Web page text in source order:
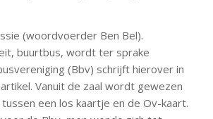
(woordvoerder Ben Bel).
buurtbus, wordt ter sprake
(Bbv) schrijft hierover in
Vanuit de zaal wordt gewezen
een los kaartje en de Ov-kaart.